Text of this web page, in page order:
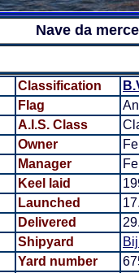
Nave da
Classification
Flag
A.I.S. Class
Owner
Manager
Keel laid
Launched
Delivered
Shipyard
Yard number